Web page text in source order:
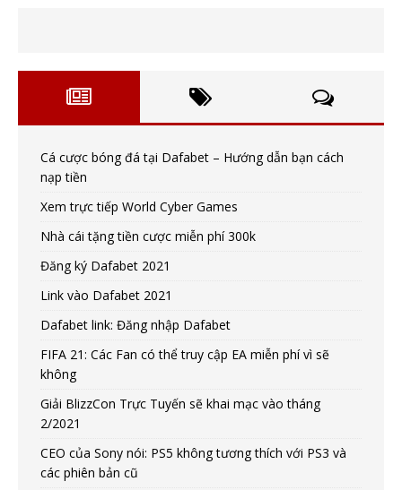
Cá cược bóng đá tại Dafabet – Hướng dẫn bạn cách
nạp tiền
Xem trực tiếp World Cyber Games
Nhà cái tặng tiền cược miễn phí 300k
Đăng ký Dafabet 2021
Link vào Dafabet 2021
Dafabet link: Đăng nhập Dafabet
FIFA 21: Các Fan có thể truy cập EA miễn phí vì sẽ
không
Giải BlizzCon Trực Tuyến sẽ khai mạc vào tháng
2/2021
CEO của Sony nói: PS5 không tương thích với PS3 và
các phiên bản cũ